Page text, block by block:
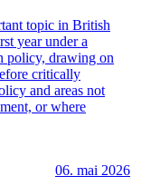
topic in British
year under a
policy, drawing on
critically
and areas not
or where
06. mai 2026